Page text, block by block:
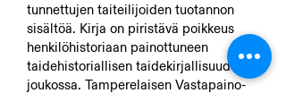
tunnettujen taiteilijoiden tuotannon
sisältöä. Kirja on piristävä poikkeus
henkilöhistoriaan painottuneen
taidehistoriallisen taidekirjallisuuden
joukossa. Tamperelaisen Vastapaino-